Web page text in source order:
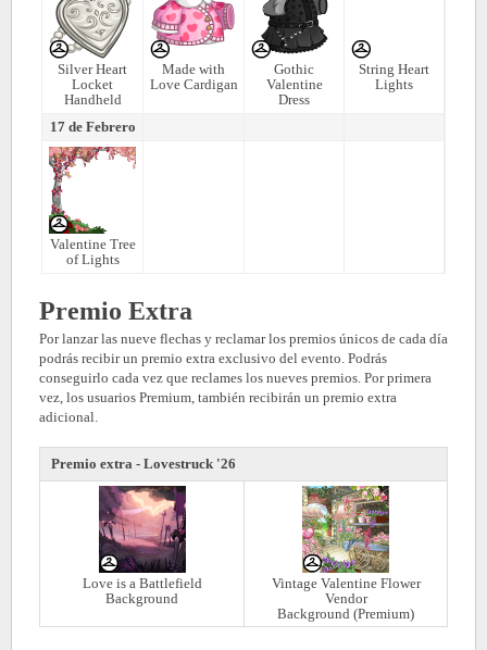
Silver Heart
Locket
Handheld
Made with
Love Cardigan
Gothic
Valentine
Dress
String Heart
Lights
17 de Febrero
Valentine Tree
of Lights
Premio Extra
Por lanzar las nueve flechas y reclamar los premios únicos de cada día
podrás recibir un premio extra exclusivo del evento. Podrás
conseguirlo cada vez que reclames los nueves premios. Por primera
vez, los usuarios Premium, también recibirán un premio extra
adicional.
Premio extra - Lovestruck '26
Love is a Battlefield
Background
Vintage Valentine Flower
Vendor
Background (Premium)